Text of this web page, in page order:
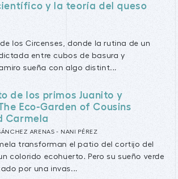
y la teoría del queso
los Circenses, donde la rutina de un
entre cubos de basura y
sueña con algo distint...
de los primos Juanito y
Eco-Garden of Cousins
Carmela
ARENAS - NANI PÉREZ
transforman el patio del cortijo del
colorido ecohuerto. Pero su sueño verde
por una invas...